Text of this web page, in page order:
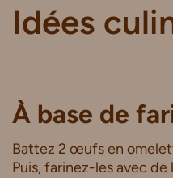
Idées
À base de
Battez 2 œufs en
Puis, farinez-les avec